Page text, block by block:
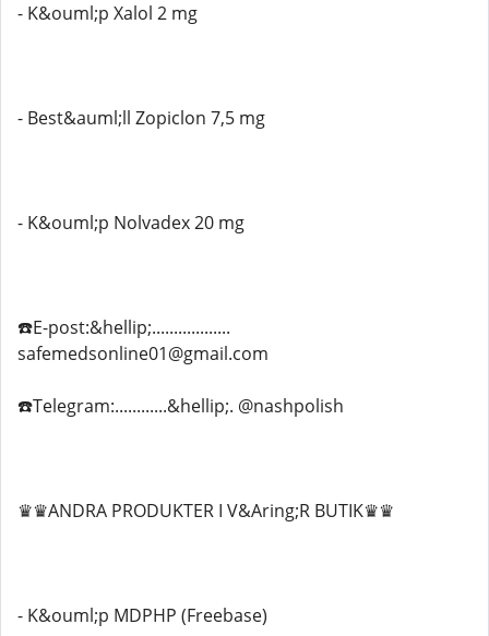
- K&ouml;p Xalol 2 mg
- Best&auml;ll Zopiclon 7,5 mg
- K&ouml;p Nolvadex 20 mg
☎️E-post:&hellip;..................
safemedsonline01@gmail.com
☎️Telegram:............&hellip;. @nashpolish
♛♛ANDRA PRODUKTER I V&Aring;R BUTIK♛♛
- K&ouml;p MDPHP (Freebase)